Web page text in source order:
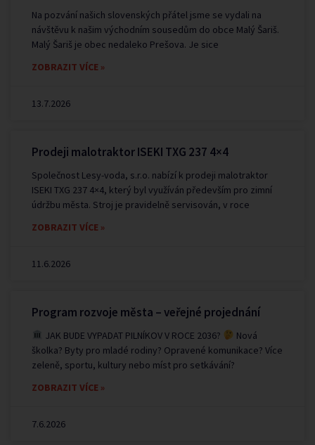
Na pozvání našich slovenských přátel jsme se vydali na
návštěvu k našim východním sousedům do obce Malý Šariš.
Malý Šariš je obec nedaleko Prešova. Je sice
ZOBRAZIT VÍCE »
13.7.2026
Prodeji malotraktor ISEKI TXG 237 4×4
Společnost Lesy-voda, s.r.o. nabízí k prodeji malotraktor
ISEKI TXG 237 4×4, který byl využíván především pro zimní
údržbu města. Stroj je pravidelně servisován, v roce
ZOBRAZIT VÍCE »
11.6.2026
Program rozvoje města – veřejné projednání
JAK BUDE VYPADAT PILNÍKOV V ROCE 2036?
Nová
školka? Byty pro mladé rodiny? Opravené komunikace? Více
zeleně, sportu, kultury nebo míst pro setkávání?
ZOBRAZIT VÍCE »
7.6.2026